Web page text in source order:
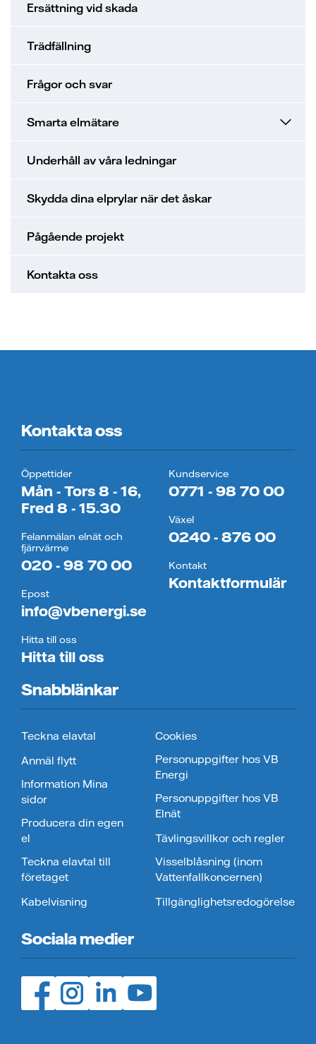
Ersättning vid skada
Trädfällning
Frågor och svar
Smarta elmätare
Underhåll av våra ledningar
Skydda dina elprylar när det åskar
Pågående projekt
Kontakta oss
Kontakta oss
Öppettider
Mån - Tors 8 - 16,
Fred 8 - 15.30
Felanmälan elnät och
fjärrvärme
020 - 98 70 00
Epost
info@vbenergi.se
Hitta till oss
Hitta till oss
Kundservice
0771 - 98 70 00
Växel
0240 - 876 00
Kontakt
Kontaktformulär
Snabblänkar
Teckna elavtal
Anmäl flytt
Information Mina
sidor
Producera din egen
el
Teckna elavtal till
företaget
Kabelvisning
Cookies
Personuppgifter hos VB
Energi
Personuppgifter hos VB
Elnät
Tävlingsvillkor och regler
Visselblåsning (inom
Vattenfallkoncernen)
Tillgänglighetsredogörelse
Sociala medier
Facebook (öppnas i ny flik)
Instagram (öppnas i ny flik)
LinedIn (öppnas i ny flik)